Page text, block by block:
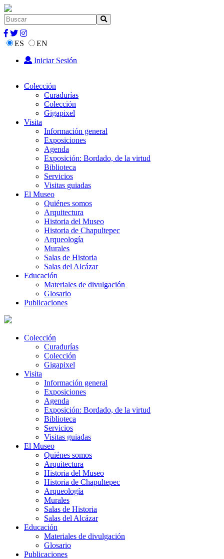
ES
EN
Iniciar Sesión
Colección
Curadurías
Colección
Gigapixel
Visita
Información general
Exposiciones
Agenda
Exposición: Bordado, de la virtud
Biblioteca
Servicios
Visitas guiadas
El Museo
Quiénes somos
Arquitectura
Historia del Museo
Historia de Chapultepec
Arqueología
Murales
Salas de Historia
Salas del Alcázar
Educación
Materiales de divulgación
Glosario
Publicaciones
Colección
Curadurías
Colección
Gigapixel
Visita
Información general
Exposiciones
Agenda
Exposición: Bordado, de la virtud
Biblioteca
Servicios
Visitas guiadas
El Museo
Quiénes somos
Arquitectura
Historia del Museo
Historia de Chapultepec
Arqueología
Murales
Salas de Historia
Salas del Alcázar
Educación
Materiales de divulgación
Glosario
Publicaciones